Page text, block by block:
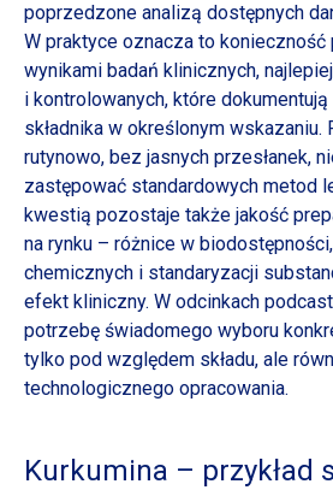
poprzedzone analizą dostępnych
W praktyce oznacza to konieczność
wynikami badań klinicznych,
i kontrolowanych, które
składnika w określonym wskazaniu.
rutynowo, bez jasnych przesłanek,
zastępować standardowych metod
kwestią pozostaje także jakość
na rynku – różnice w biodostępności,
chemicznych i standaryzacji
efekt kliniczny. W odcinkach
potrzebę świadomego wyboru
tylko pod względem składu, ale
technologicznego opracowania.
Kurkumina – przykład